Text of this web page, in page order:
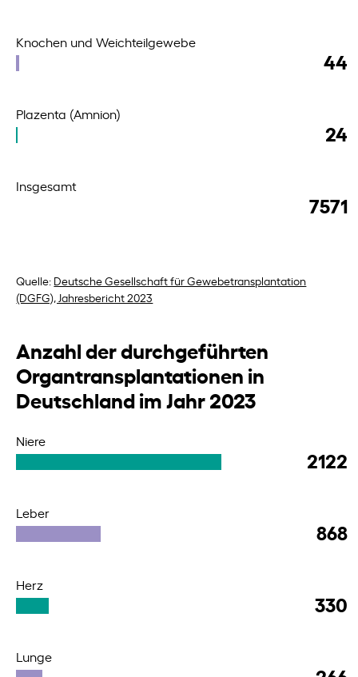
Knochen und Weichteilgewebe
44
Plazenta (Amnion)
24
Insgesamt
7571
Quelle: Deutsche Gesellschaft für Gewebetransplantation
(DGFG), Jahresbericht 2023
Anzahl der durchgeführten
Organtransplantationen in
Deutschland im Jahr 2023
Niere
2122
Leber
868
Herz
330
Lunge